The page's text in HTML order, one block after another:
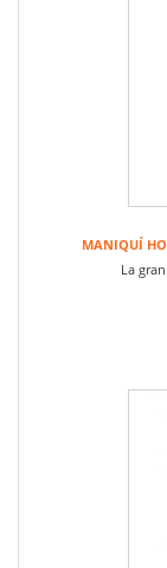
MANIQUÍ
La